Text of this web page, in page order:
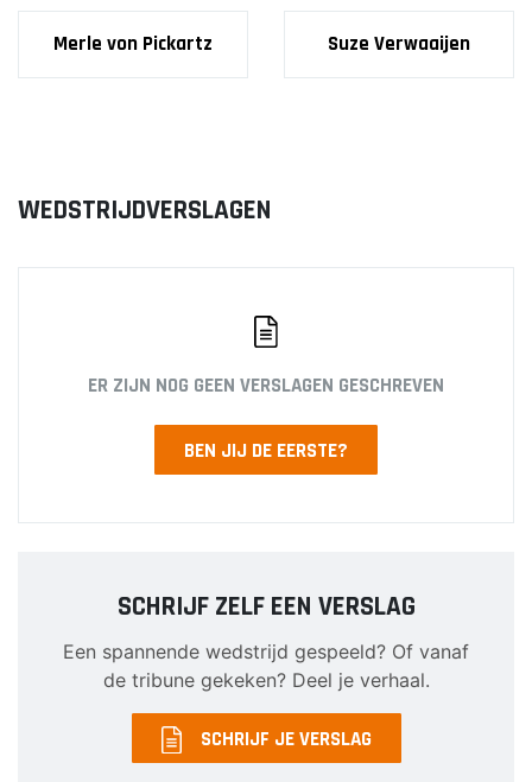
Merle von Pickartz Suze Verwaaijen
WEDSTRIJDVERSLAGEN
ER ZIJN NOG GEEN VERSLAGEN GESCHREVEN
BEN JIJ DE EERSTE?
SCHRIJF ZELF EEN VERSLAG
Een spannende wedstrijd gespeeld? Of vanaf
de tribune gekeken? Deel je verhaal.
SCHRIJF JE VERSLAG